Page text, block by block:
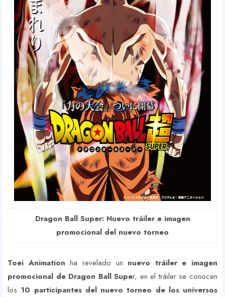
Dragon Ball Super: Nuevo tráiler e imagen
promocional del nuevo torneo
Toei Animation ha revelado un nuevo tráiler e imagen
promocional de Dragon Ball Super, en el tráiler se conocen
los 10 participantes del nuevo torneo de los universos